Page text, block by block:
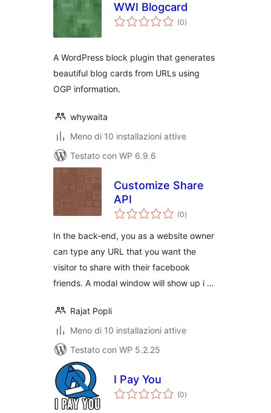
WWI Blogcard
(0valutazioni
totali
)
A WordPress block plugin that generates
beautiful blog cards from URLs using
OGP information.
whywaita
Meno di 10 installazioni attive
Testato con WP 6.9.6
Customize Share
API
(0valutazioni
totali
)
In the back-end, you as a website owner
can type any URL that you want the
visitor to share with their facebook
friends. A modal window will show up i …
Rajat Popli
Meno di 10 installazioni attive
Testato con WP 5.2.25
I Pay You
(0valutazioni
totali
)